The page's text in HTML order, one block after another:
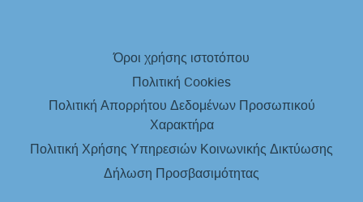
Όροι χρήσης ιστοτόπου
Πολιτική Cookies
Πολιτική Απορρήτου Δεδομένων Προσωπικού
Χαρακτήρα
Πολιτική Χρήσης Υπηρεσιών Κοινωνικής Δικτύωσης
Δήλωση Προσβασιμότητας